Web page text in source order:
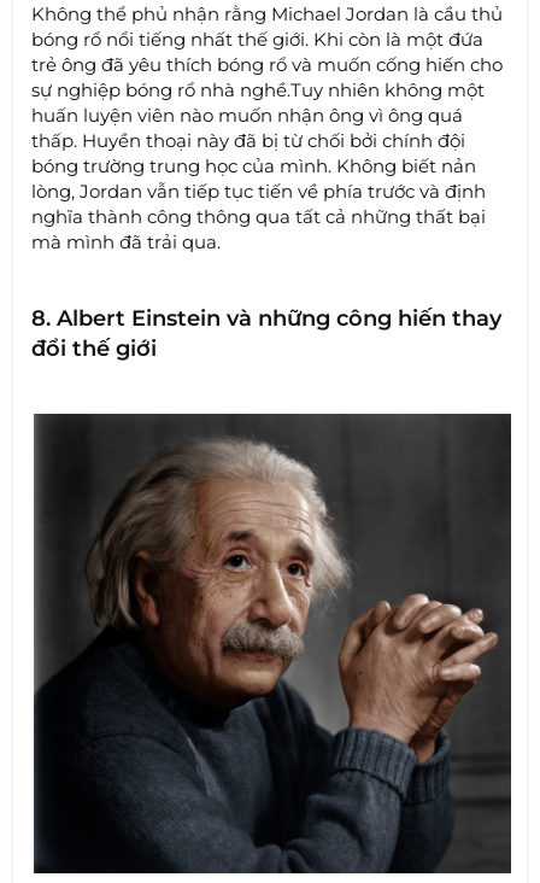
Không thể phủ nhận rằng Michael Jordan là cầu thủ
bóng rổ nổi tiếng nhất thế giới. Khi còn là một đứa
trẻ ông đã yêu thích bóng rổ và muốn cống hiến cho
sự nghiệp bóng rổ nhà nghề.Tuy nhiên không một
huấn luyện viên nào muốn nhận ông vì ông quá
thấp. Huyền thoại này đã bị từ chối bởi chính đội
bóng trường trung học của mình. Không biết nản
lòng, Jordan vẫn tiếp tục tiến về phía trước và định
nghĩa thành công thông qua tất cả những thất bại
mà mình đã trải qua.
8. Albert Einstein và những công hiến thay
đổi thế giới